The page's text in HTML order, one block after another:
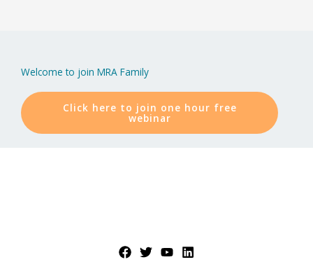
Welcome to join MRA Family
Click here to join one hour free
webinar